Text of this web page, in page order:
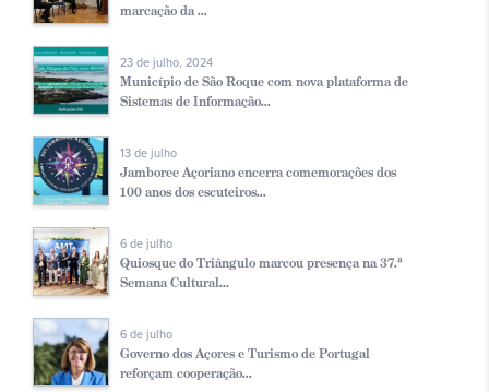
marcação da ...
23 de julho, 2024
Município de São Roque com nova plataforma de
Sistemas de Informação...
13 de julho
Jamboree Açoriano encerra comemorações dos
100 anos dos escuteiros...
6 de julho
Quiosque do Triângulo marcou presença na 37.ª
Semana Cultural...
6 de julho
Governo dos Açores e Turismo de Portugal
reforçam cooperação...